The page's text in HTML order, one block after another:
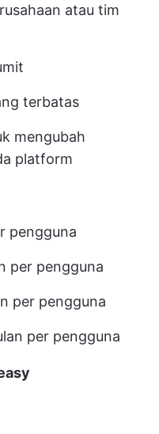
atau tim
terbatas
mengubah
platform
pengguna
per pengguna
per pengguna
per pengguna